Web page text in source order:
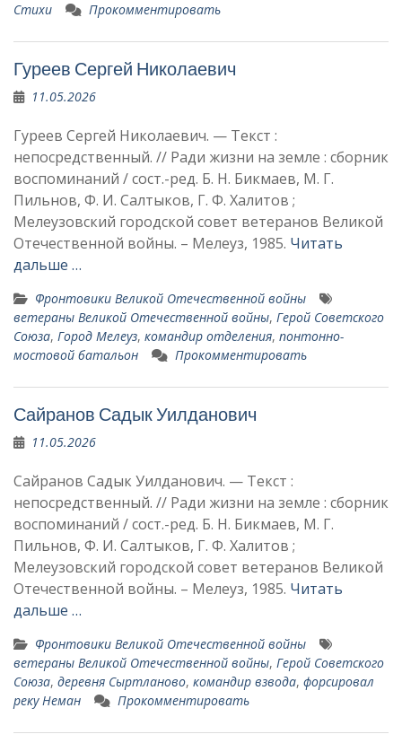
Стихи
Прокомментировать
Гуреев Сергей Николаевич
11.05.2026
Гуреев Сергей Николаевич. — Текст :
непосредственный. // Ради жизни на земле : сборник
воспоминаний / сост.-ред. Б. Н. Бикмаев, М. Г.
Пильнов, Ф. И. Салтыков, Г. Ф. Халитов ;
Мелеузовский городской совет ветеранов Великой
Отечественной войны. – Мелеуз, 1985. Читать
дальше …
Фронтовики Великой Отечественной войны
ветераны Великой Отечественной войны, Герой Советского
Союза, Город Мелеуз, командир отделения, понтонно-
мостовой батальон
Прокомментировать
Сайранов Садык Уилданович
11.05.2026
Сайранов Садык Уилданович. — Текст :
непосредственный. // Ради жизни на земле : сборник
воспоминаний / сост.-ред. Б. Н. Бикмаев, М. Г.
Пильнов, Ф. И. Салтыков, Г. Ф. Халитов ;
Мелеузовский городской совет ветеранов Великой
Отечественной войны. – Мелеуз, 1985. Читать
дальше …
Фронтовики Великой Отечественной войны
ветераны Великой Отечественной войны, Герой Советского
Союза, деревня Сыртланово, командир взво­да, форсировал
реку Неман
Прокомментировать